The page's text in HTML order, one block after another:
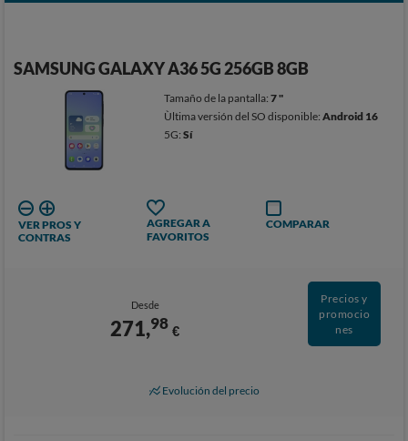
SAMSUNG GALAXY A36 5G 256GB 8GB
Tamaño de la pantalla:7 "
Ùltima versión del SO disponible:Android 16
5G:Sí
VER PROS Y
CONTRAS
AGREGAR A
FAVORITOS
COMPARAR
Desde
271,98 €
Precios y
promocio
nes
Evolución del precio